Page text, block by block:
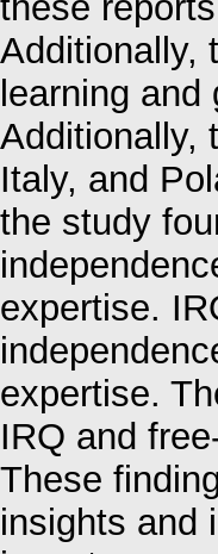
Additionally,
learning
Additionally,
Italy, and
the study
expertise.
expertise.
IRQ and
These
insights and